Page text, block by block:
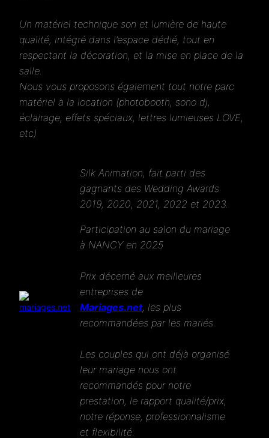
Un matériel technique son et lumière de haute
qualité, intégré dans l’espace dédié, tout en
respectant la décoration, et la mise en place de la
salle.
Nous vous proposons également tout notre parc
matériel à la location (photobooth, sono dj,
éclairage, effets spéciaux, lettres lumieuses LOVE,
etc)
Silk Animation, fait parti des
gagnants des Wedding Awards
2019, 2020, 2021, 2022 et 2023.
Participation au salon du mariage
à NANCY en 2025
Prix décerné aux meilleures
entreprises de
Mariages.net, les plus
recommandées par les mariés.
Les couples qui ont déjà organisé
leur mariage nous ont
recommandés pour notre
prestation, le rapport qualité/prix,
notre réponse, professionnalisme
et flexibilité.